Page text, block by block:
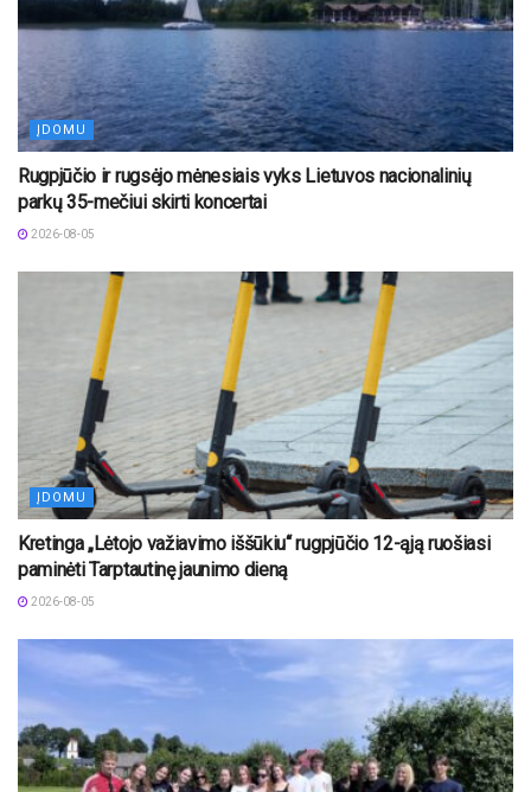
ĮDOMU
Rugpjūčio ir rugsėjo mėnesiais vyks Lietuvos nacionalinių
parkų 35-mečiui skirti koncertai
2026-08-05
ĮDOMU
Kretinga „Lėtojo važiavimo iššūkiu“ rugpjūčio 12-ąją ruošiasi
paminėti Tarptautinę jaunimo dieną
2026-08-05